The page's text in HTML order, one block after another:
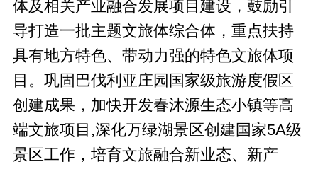
体及相关产业融合发展项目建设，鼓励引
导打造一批主题文旅体综合体，重点扶持
具有地方特色、带动力强的特色文旅体项
目。巩固巴伐利亚庄园国家级旅游度假区
创建成果，加快开发春沐源生态小镇等高
端文旅项目,深化万绿湖景区创建国家5A级
景区工作，培育文旅融合新业态、新产